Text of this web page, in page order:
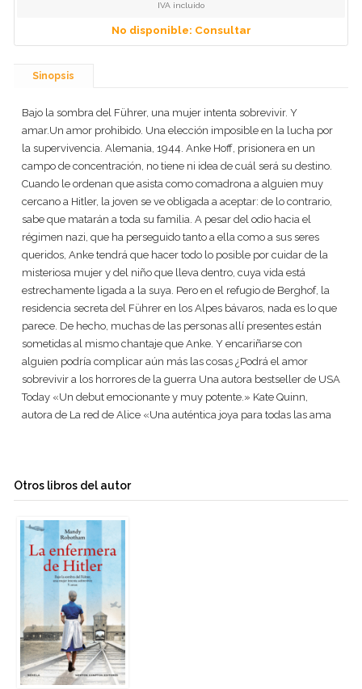
IVA incluido
No disponible: Consultar
Sinopsis
Bajo la sombra del Führer, una mujer intenta sobrevivir. Y
amar.Un amor prohibido. Una elección imposible en la lucha por
la supervivencia. Alemania, 1944. Anke Hoff, prisionera en un
campo de concentración, no tiene ni idea de cuál será su destino.
Cuando le ordenan que asista como comadrona a alguien muy
cercano a Hitler, la joven se ve obligada a aceptar: de lo contrario,
sabe que matarán a toda su familia. A pesar del odio hacia el
régimen nazi, que ha perseguido tanto a ella como a sus seres
queridos, Anke tendrá que hacer todo lo posible por cuidar de la
misteriosa mujer y del niño que lleva dentro, cuya vida está
estrechamente ligada a la suya. Pero en el refugio de Berghof, la
residencia secreta del Führer en los Alpes bávaros, nada es lo que
parece. De hecho, muchas de las personas allí presentes están
sometidas al mismo chantaje que Anke. Y encariñarse con
alguien podría complicar aún más las cosas ¿Podrá el amor
sobrevivir a los horrores de la guerra Una autora bestseller de USA
Today «Un debut emocionante y muy potente.» Kate Quinn,
autora de La red de Alice «Una auténtica joya para todas las ama
Otros libros del autor